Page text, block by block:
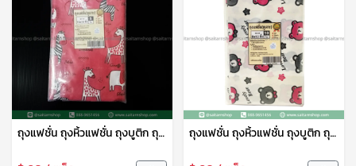
ถุงแฟชั่น ถุงหิ้วแฟชั่น ถุงบูติก ถุงบูติค ถุงแฟชั่นเจาะหู ลายพรีเมี่ยม 10*16 ซม. 1แพ็ค15ใบ tpf ถุงแฟชั่น ถุงหิ้วแฟชั่น ถุงบูติก ถุงบูติค ถุงแฟชั่นเจาะหู ลายพรีเมี่ยม 8*12 ซม. 1แพ็ค10ใบ tpf